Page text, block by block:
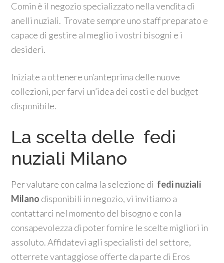
Comin è il negozio specializzato nella vendita di
anelli nuziali. Trovate sempre uno staff preparato e
capace di gestire al meglio i vostri bisogni e i
desideri.
Iniziate a ottenere un’anteprima delle nuove
collezioni, per farvi un’idea dei costi e del budget
disponibile.
La scelta delle fedi
nuziali Milano
Per valutare con calma la selezione di fedi nuziali
Milano disponibili in negozio, vi invitiamo a
contattarci nel momento del bisogno e con la
consapevolezza di poter fornire le scelte migliori in
assoluto. Affidatevi agli specialisti del settore,
otterrete vantaggiose offerte da parte di Eros